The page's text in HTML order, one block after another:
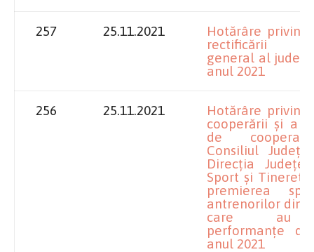
257 25.11.2021
Hotărâre privind
rectificării
general al
anul 2021
256 25.11.2021
Hotărâre privind
cooperării și a
de
Consiliul
Direcția
Sport și Tineret
premierea
antrenorilor din
care au
performanțe
anul 2021